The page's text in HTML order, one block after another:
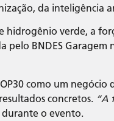
da inteligência
hidrogênio verde, a
pelo BNDES
como um
concretos. “A
o evento.